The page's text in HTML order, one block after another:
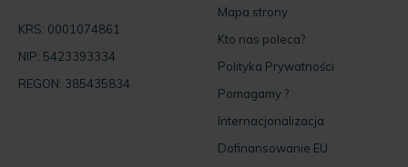
KRS: 0001074861
NIP: 5423393334
REGON: 385435834
Mapa strony
Kto nas poleca?
Polityka Prywatności
Pomagamy ?
Internacjonalizacja
Dofinansowanie EU